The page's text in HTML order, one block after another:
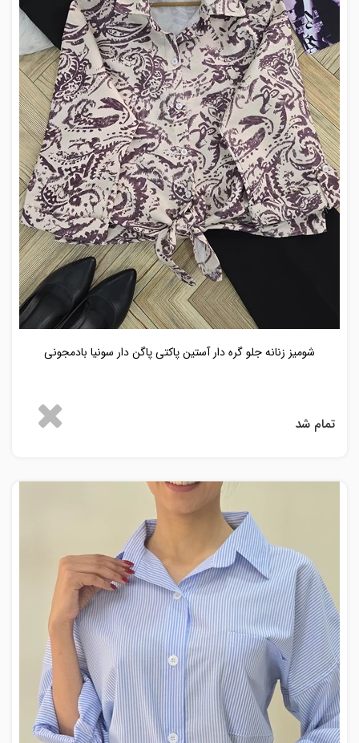
شومیز زنانه جلو گره دار آستین پاکتی پاگن دار سونیا بادمجونی
تمام شد